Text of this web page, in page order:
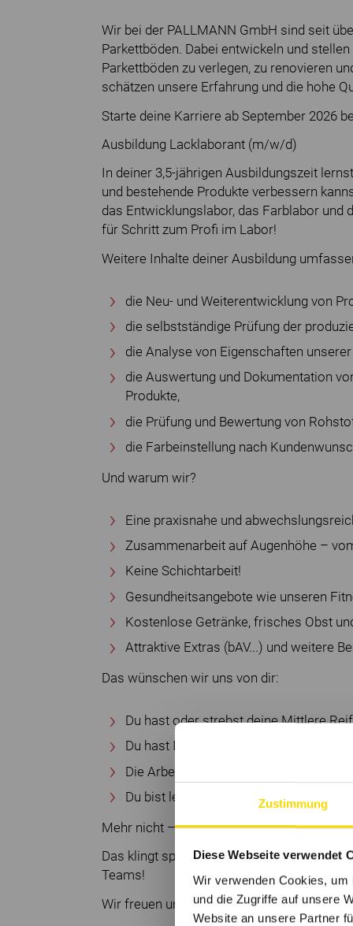
Zustimmung
Diese Webseite verwendet
Wir verwenden Cookies,
und die Zugriffe auf unsere
Website an unsere Partner
Wir bei der PALLMANN GmbH sind seit
Parkettböden. Dabei entwickeln und
Parkettböden zu verlegen, zu renovieren
schätzen unsere Erfahrung und die hohe
Starte deine Karriere ab September 2026
Ausbildung Lacklaborant (m/w/d)
In deiner 3,5-jährigen Ausbildungszeit
und bestehende Produkte verbessern
das Entwicklungslabor, das Farblabor und
für Schritt zum Profi im Labor!
Weitere Inhalte deiner Ausbildung
die Neu- und Weiterentwicklung von
die selbstständige Prüfung der
die Analyse von Eigenschaften
die Auswertung und Dokumentation
Produkte,
die Prüfung und Bewertung von
die Farbeinstellung nach
Und warum wir?
Eine praxisnahe und
Zusammenarbeit auf Augenhöhe –
Keine Schichtarbeit!
Gesundheitsangebote wie unseren
Kostenlose Getränke, frisches Obst
Attraktive Extras (bAV...) und weitere
Das wünschen wir uns von dir:
Du hast oder strebst deine Mittlere
Du hast Interesse an
Die Arbeit im Team macht dir Spaß.
Du bist lernbereit und
Mehr nicht – alles andere lernst du in
Das klingt spannend für dich? Dann
Teams!
Wir freuen uns auf dich!